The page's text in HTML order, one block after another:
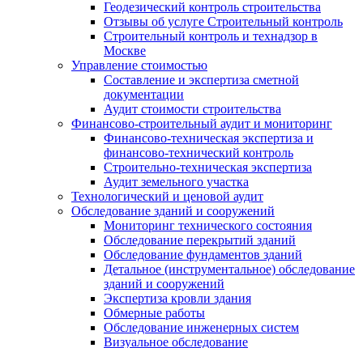
Геодезический контроль строительства
Отзывы об услуге Строительный контроль
Строительный контроль и технадзор в
Москве
Управление стоимостью
Составление и экспертиза сметной
документации
Аудит стоимости строительства
Финансово-строительный аудит и мониторинг
Финансово-техническая экспертиза и
финансово-технический контроль
Строительно-техническая экспертиза
Аудит земельного участка
Технологический и ценовой аудит
Обследование зданий и сооружений
Мониторинг технического состояния
Обследование перекрытий зданий
Обследование фундаментов зданий
Детальное (инструментальное) обследование
зданий и сооружений
Экспертиза кровли здания
Обмерные работы
Обследование инженерных систем
Визуальное обследование